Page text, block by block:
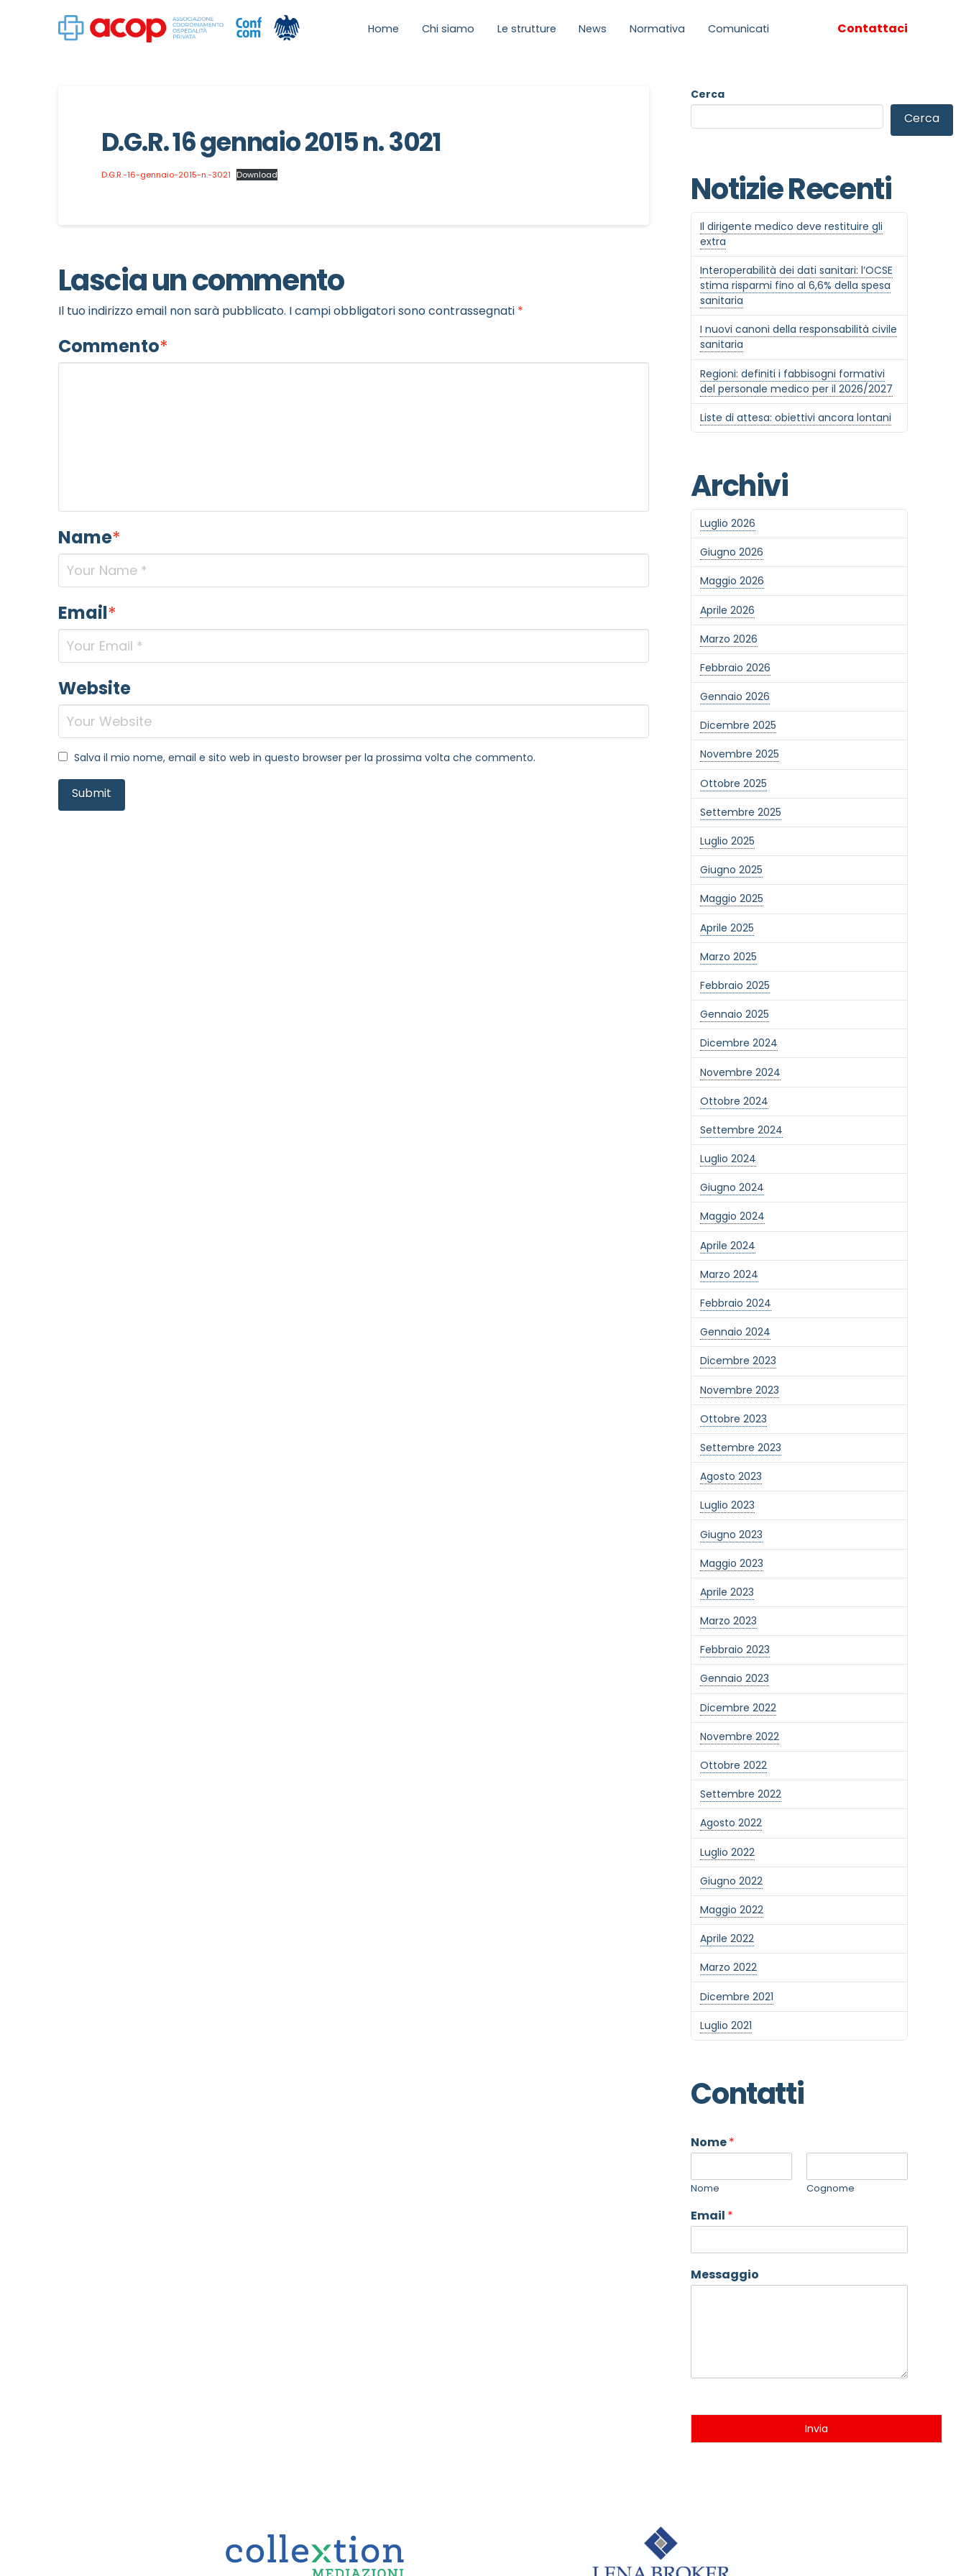
Home Chi siamo Le strutture News Normativa Comunicati Contattaci
D.G.R. 16 gennaio 2015 n. 3021
D.G.R.-16-gennaio-2015-n.-3021 Download
Lascia un commento
Il tuo indirizzo email non sarà pubblicato. I campi obbligatori sono contrassegnati *
Commento*
Name*
Email*
Website
Salva il mio nome, email e sito web in questo browser per la prossima volta che commento.
Cerca
Cerca
Notizie Recenti
Il dirigente medico deve restituire gli
extra
Interoperabilità dei dati sanitari: l’OCSE
stima risparmi fino al 6,6% della spesa
sanitaria
I nuovi canoni della responsabilità civile
sanitaria
Regioni: definiti i fabbisogni formativi
del personale medico per il 2026/2027
Liste di attesa: obiettivi ancora lontani
Archivi
Luglio 2026
Giugno 2026
Maggio 2026
Aprile 2026
Marzo 2026
Febbraio 2026
Gennaio 2026
Dicembre 2025
Novembre 2025
Ottobre 2025
Settembre 2025
Luglio 2025
Giugno 2025
Maggio 2025
Aprile 2025
Marzo 2025
Febbraio 2025
Gennaio 2025
Dicembre 2024
Novembre 2024
Ottobre 2024
Settembre 2024
Luglio 2024
Giugno 2024
Maggio 2024
Aprile 2024
Marzo 2024
Febbraio 2024
Gennaio 2024
Dicembre 2023
Novembre 2023
Ottobre 2023
Settembre 2023
Agosto 2023
Luglio 2023
Giugno 2023
Maggio 2023
Aprile 2023
Marzo 2023
Febbraio 2023
Gennaio 2023
Dicembre 2022
Novembre 2022
Ottobre 2022
Settembre 2022
Agosto 2022
Luglio 2022
Giugno 2022
Maggio 2022
Aprile 2022
Marzo 2022
Dicembre 2021
Luglio 2021
Contatti
Nome*
Nome Cognome
Email *
Messaggio
Invia
Desidero rimanere aggiornato sulle ultime novità dell'Associazione tramite l'iscrizione alla newsletter